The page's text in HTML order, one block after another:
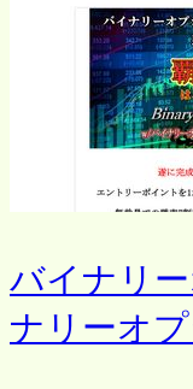
バイナリ
ナリーオ